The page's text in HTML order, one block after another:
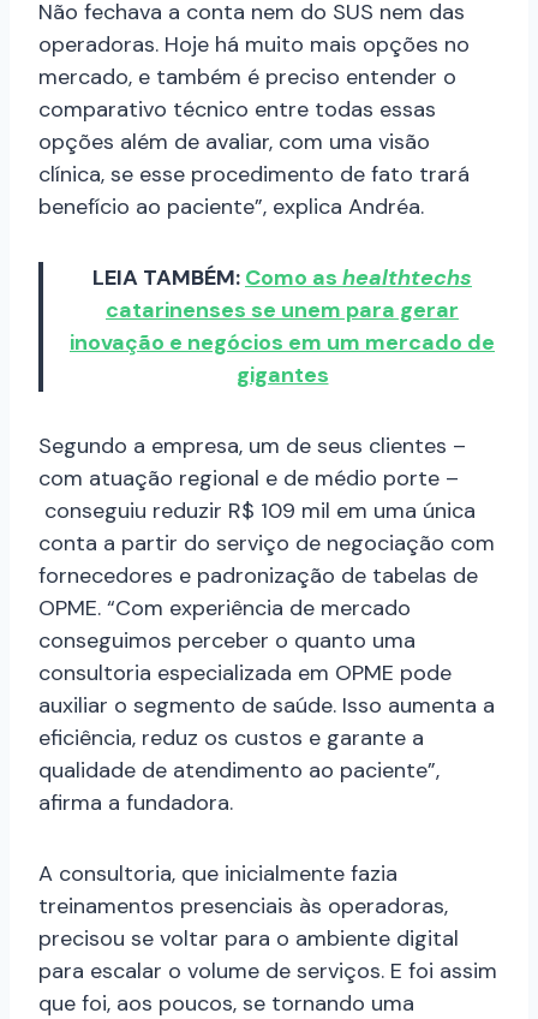
Não fechava a conta nem do SUS nem das
operadoras. Hoje há muito mais opções no
mercado, e também é preciso entender o
comparativo técnico entre todas essas
opções além de avaliar, com uma visão
clínica, se esse procedimento de fato trará
benefício ao paciente”, explica Andréa.
LEIA TAMBÉM: Como as healthtechs
catarinenses se unem para gerar
inovação e negócios em um mercado de
gigantes
Segundo a empresa, um de seus clientes –
com atuação regional e de médio porte –
conseguiu reduzir R$ 109 mil em uma única
conta a partir do serviço de negociação com
fornecedores e padronização de tabelas de
OPME. “Com experiência de mercado
conseguimos perceber o quanto uma
consultoria especializada em OPME pode
auxiliar o segmento de saúde. Isso aumenta a
eficiência, reduz os custos e garante a
qualidade de atendimento ao paciente”,
afirma a fundadora.
A consultoria, que inicialmente fazia
treinamentos presenciais às operadoras,
precisou se voltar para o ambiente digital
para escalar o volume de serviços. E foi assim
que foi, aos poucos, se tornando uma